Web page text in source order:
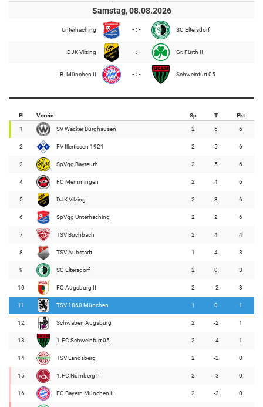
Samstag, 08.08.2026
Unterhaching - : - SC Eltersdorf
DJK Vilzing - : - Gr. Fürth II
B. München II - : - Schweinfurt 05
Pl Verein Sp T Pkt
1 SV Wacker Burghausen 2 6 6
2 FV Illertissen 1921 2 5 6
2 SpVgg Bayreuth 2 5 6
4 FC Memmingen 2 4 6
5 DJK Vilzing 2 3 6
6 SpVgg Unterhaching 2 2 6
7 TSV Buchbach 2 4 4
8 TSV Aubstadt 1 4 3
9 SC Eltersdorf 2 0 3
10 FC Augsburg II 2 -2 3
11 TSV 1860 München 1 0 1
12 Schwaben Augsburg 2 -2 1
13 1.FC Schweinfurt 05 2 -4 1
14 TSV Landsberg 2 -2 0
15 1.FC Nürnberg II 2 -3 0
16 FC Bayern München II 2 -3 0